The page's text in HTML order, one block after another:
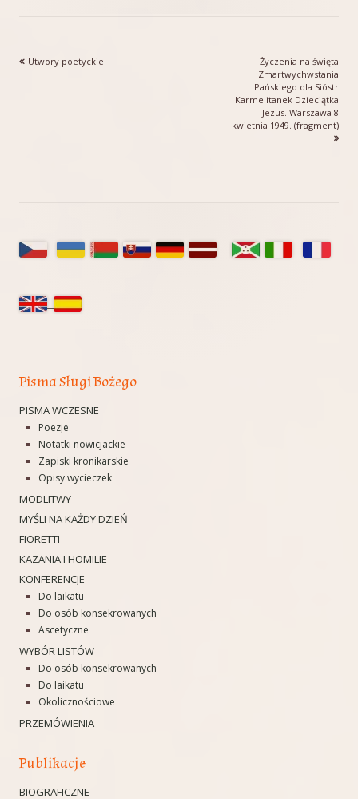
Nawigacja
Poprzedni
Utwory poetyckie
Następny
artykół:
Życzenia na święta
Zmartwychwstania
Pańskiego dla Sióstr
Karmelitanek Dzieciątka
Jezus. Warszawa 8
kwietnia 1949. (fragment)
Główny
boczny
Pisma Sługi Bożego
PISMA WCZESNE
Poezje
Notatki nowicjackie
Zapiski kronikarskie
Opisy wycieczek
MODLITWY
MYŚLI NA KAŻDY DZIEŃ
FIORETTI
KAZANIA I HOMILIE
KONFERENCJE
Do laikatu
Do osób konsekrowanych
Ascetyczne
WYBÓR LISTÓW
Do osób konsekrowanych
Do laikatu
Okolicznościowe
PRZEMÓWIENIA
Publikacje
BIOGRAFICZNE